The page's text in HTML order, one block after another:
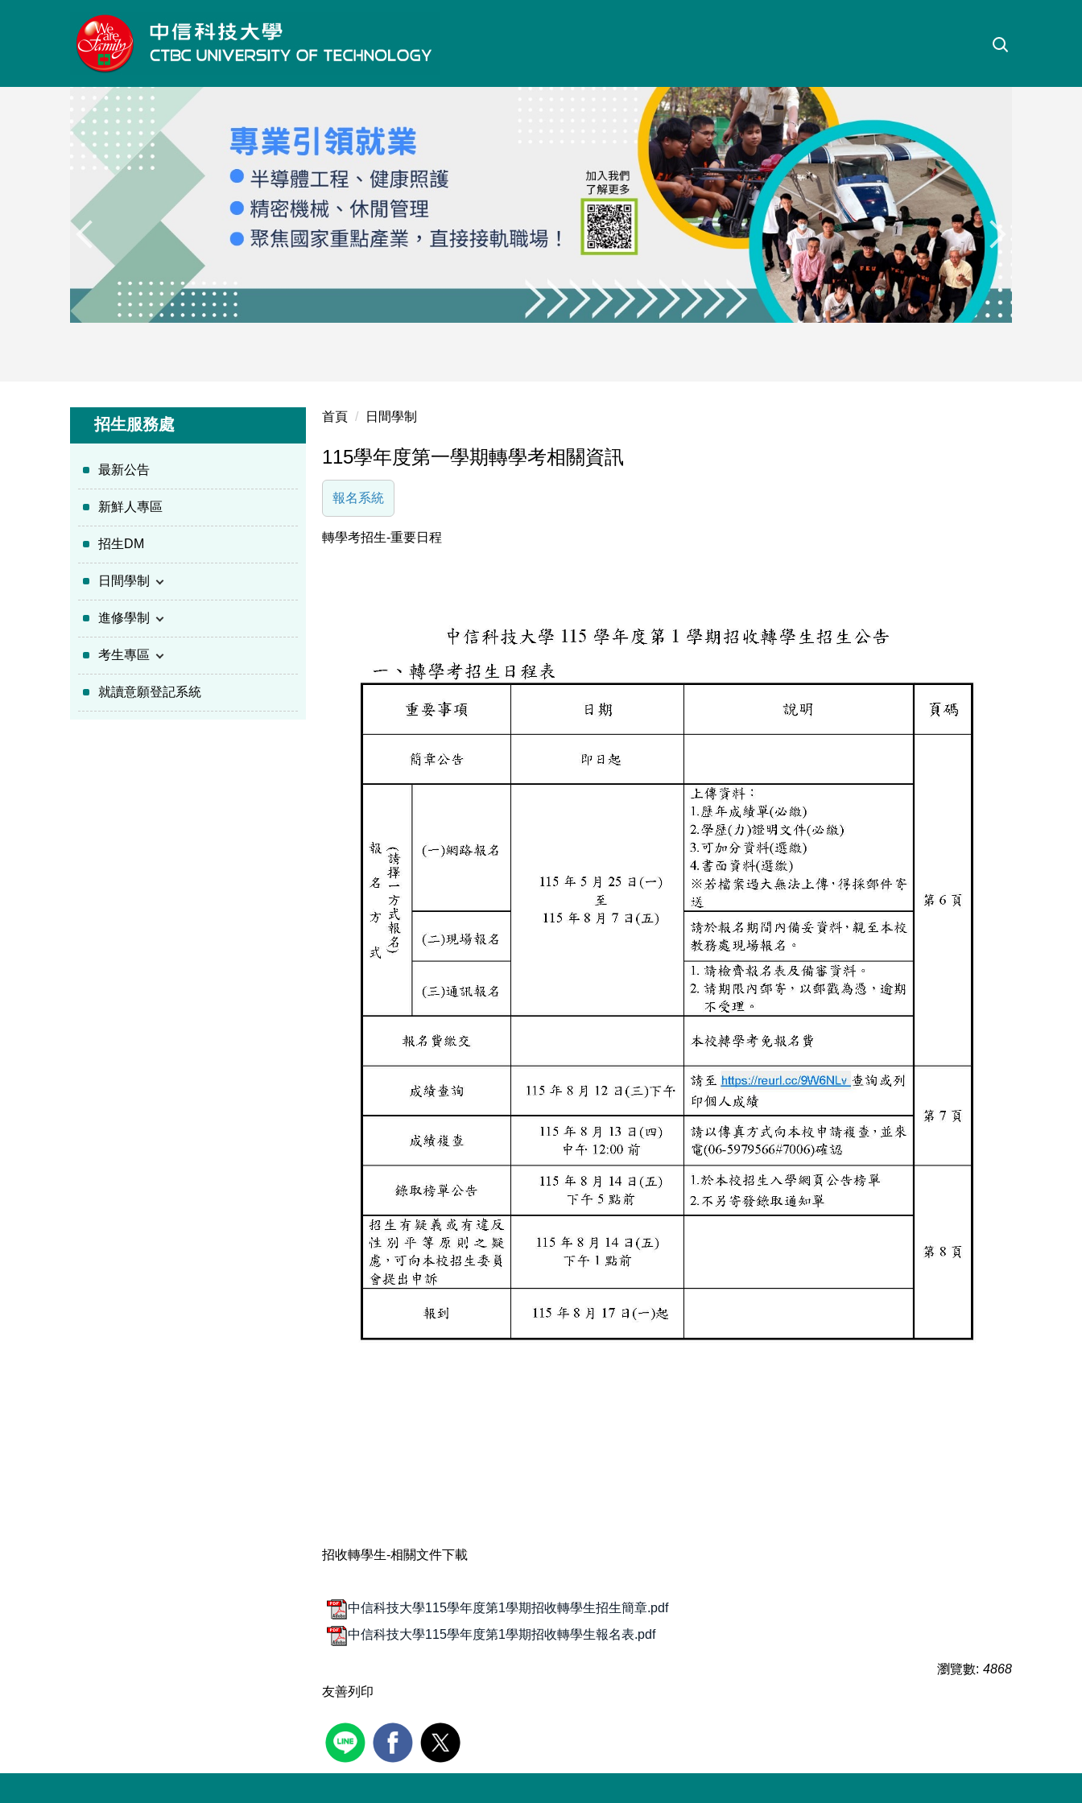
內
招生服務處
最新公告
新鮮人專區
招生DM
日間學制
進修學制
考生專區
就讀意願登記系統
首頁 日間學制
115學年度第一學期轉學考相關資訊
報名系統
轉學考招生-重要日程
招收轉學生-相關文件下載
中信科技大學115學年度第1學期招收轉學生招生簡章.pdf
中信科技大學115學年度第1學期招收轉學生報名表.pdf
瀏覽數: 4868
友善列印